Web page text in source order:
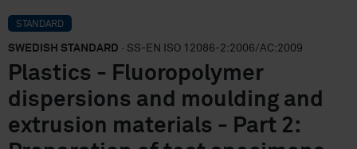
STANDARD
SWEDISH STANDARD · SS-EN ISO 12086-2:2006/AC:2009
Plastics - Fluoropolymer
dispersions and moulding and
extrusion materials - Part 2: